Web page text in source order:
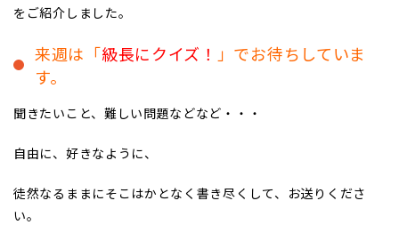
をご紹介しました。
来週は「級長にクイズ！ 」でお待ちしていま
す。
聞きたいこと、難しい問題などなど・・・
自由に、好きなように、
徒然なるままにそこはかとなく書き尽くして、お送りくださ
い。